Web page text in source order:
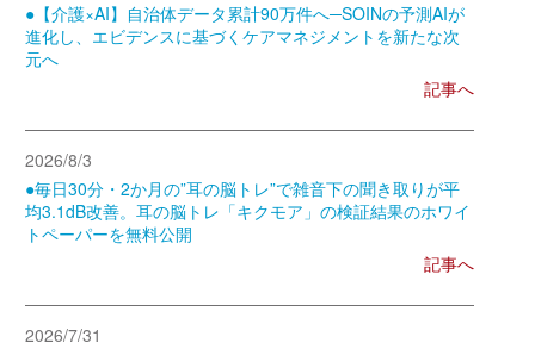
●【介護×AI】自治体データ累計90万件へ─SOINの予測AIが
進化し、エビデンスに基づくケアマネジメントを新たな次
元へ
記事へ
2026/8/3
●毎日30分・2か月の”耳の脳トレ”で雑音下の聞き取りが平
均3.1dB改善。耳の脳トレ「キクモア」の検証結果のホワイ
トペーパーを無料公開
記事へ
2026/7/31